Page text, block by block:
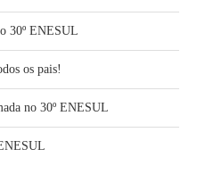
30º ENESUL
os pais!
no 30º ENESUL